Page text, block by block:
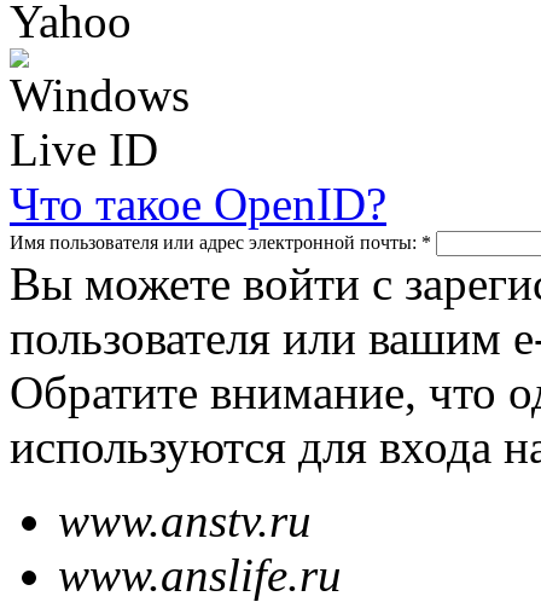
Что такое OpenID?
Имя пользователя или адрес электронной почты: *
Вы можете войти с
пользователя или вашим
Обратите внимание, что
используются для входа
www.anstv.ru
www.anslife.ru